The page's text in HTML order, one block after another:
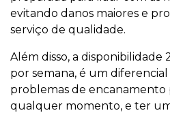
evitando danos maiores e
serviço de qualidade.
Além disso, a disponibilidade
por semana, é um
problemas de encanamento
qualquer momento, e ter